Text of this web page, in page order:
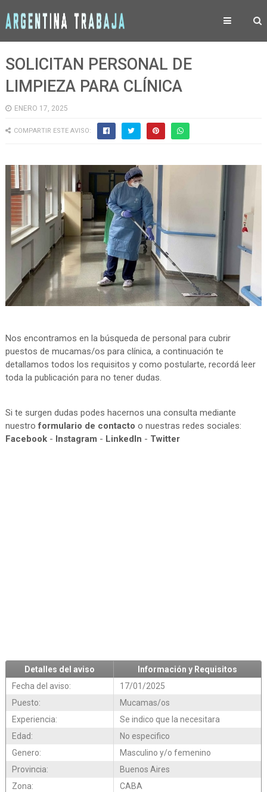
SOLICITAN PERSONAL DE
LIMPIEZA PARA CLÍNICA
ENERO 17, 2025
COMPARTIR ESTE AVISO:
Nos encontramos en la búsqueda de personal para cubrir
puestos de mucamas/os para clínica, a continuación te
detallamos todos los requisitos y como postularte, recordá leer
toda la publicación para no tener dudas.
Si te surgen dudas podes hacernos una consulta mediante
nuestroformulario de contacto o nuestras redes sociales:
Facebook- Instagram - LinkedIn - Twitter
Detalles del aviso
Información y Requisitos
Fecha del aviso:
17/01/2025
Puesto:
Mucamas/os
Experiencia:
Se indico que la necesitara
Edad:
No especifico
Genero:
Masculino y/o femenino
Provincia:
Buenos Aires
Zona:
CABA